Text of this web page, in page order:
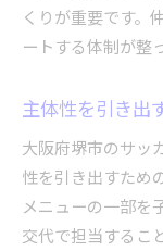
くりが重要です。
ートする体制が整
主体性を引き出
大阪府堺市のサッ
性を引き出すため
メニューの一部を
交代で担当するこ